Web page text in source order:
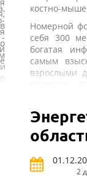
костно-
Номерной
себя 300
богатая
самым
взрослыми
На
объекты.2